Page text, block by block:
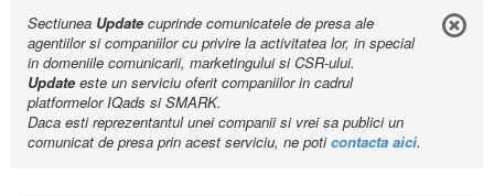
Sectiunea Updatecuprinde comunicatele de presa ale
agentiilor si companiilor cu privire la activitatea lor, in special
in domeniile comunicarii, marketingului si CSR-ului.
Updateeste un serviciu oferit companiilor in cadrul
platformelor IQads si SMARK.
Daca esti reprezentantul unei companii si vrei sa publici un
comunicat de presa prin acest serviciu, ne poticontacta aici.